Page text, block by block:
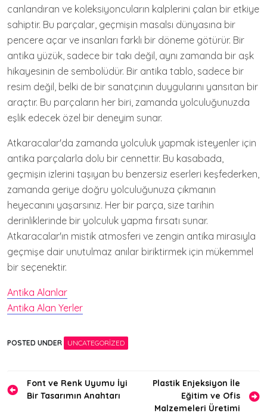
canlandıran ve koleksiyoncuların kalplerini çalan bir etkiye
sahiptir. Bu parçalar, geçmişin masalsı dünyasına bir
pencere açar ve insanları farklı bir döneme götürür. Bir
antika yüzük, sadece bir takı değil, aynı zamanda bir aşk
hikayesinin de sembolüdür. Bir antika tablo, sadece bir
resim değil, belki de bir sanatçının duygularını yansıtan bir
araçtır. Bu parçaların her biri, zamanda yolculuğunuzda
eşlik edecek özel bir deneyim sunar.
Atkaracalar'da zamanda yolculuk yapmak isteyenler için
antika parçalarla dolu bir cennettir. Bu kasabada,
geçmişin izlerini taşıyan bu benzersiz eserleri keşfederken,
zamanda geriye doğru yolculuğunuza çıkmanın
heyecanını yaşarsınız. Her bir parça, size tarihin
derinliklerinde bir yolculuk yapma fırsatı sunar.
Atkaracalar'ın mistik atmosferi ve zengin antika mirasıyla
geçmişe dair unutulmaz anılar biriktirmek için mükemmel
bir seçenektir.
Antika Alanlar
Antika Alan Yerler
POSTED UNDER UNCATEGORIZED
Yazı
gezinmesi
Font ve Renk Uyumu İyi
Bir Tasarımın Anahtarı
Plastik Enjeksiyon İle
Eğitim ve Ofis
Malzemeleri Üretimi